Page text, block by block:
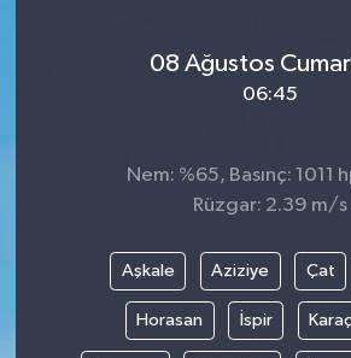
08 Ağustos
06:45
Nem: %65, Basınç: 1011
Rüzgar: 2.39 m/s
Aşkale Aziziye Çat
Horasan İspir